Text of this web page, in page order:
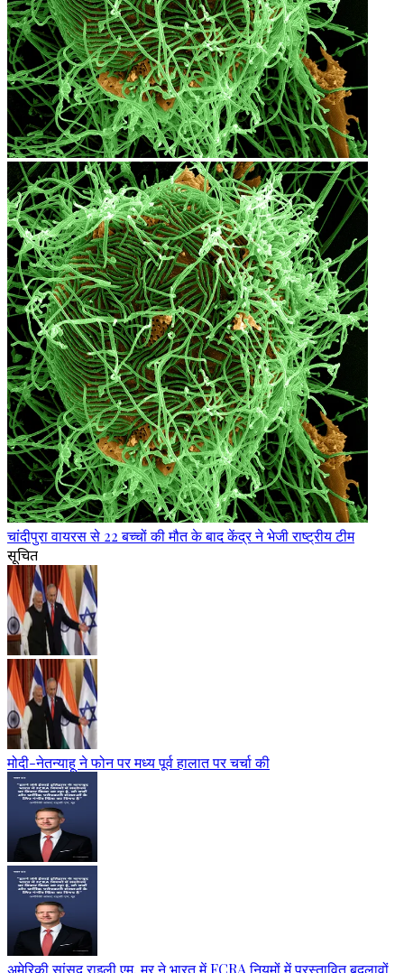
चांदीपुरा वायरस से 22 बच्चों की मौत के बाद केंद्र ने भेजी राष्ट्रीय टीम
सूचित
मोदी-नेतन्याहू ने फोन पर मध्य पूर्व हालात पर चर्चा की
अमेरिकी सांसद राइली एम. मूर ने भारत में FCRA नियमों में प्रस्तावित बदलावों